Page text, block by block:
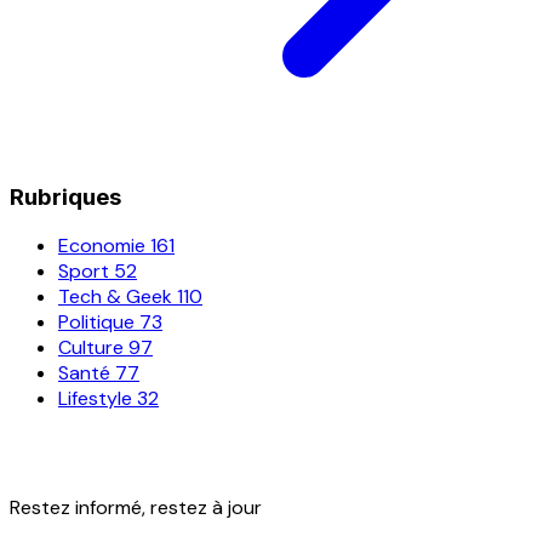
Rubriques
Economie 161
Sport 52
Tech & Geek110
Politique 73
Culture 97
Santé 77
Lifestyle 32
Restez informé, restez à jour